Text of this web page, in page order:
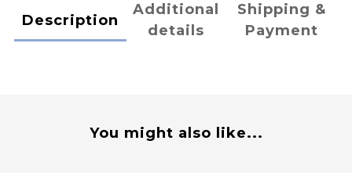
Description
Additional
details
Shipping &
Payment
You might also like...